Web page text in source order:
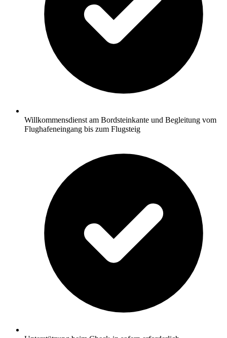
Willkommensdienst am Bordsteinkante und Begleitung vom
Flughafeneingang bis zum Flugsteig